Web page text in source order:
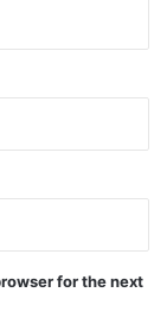
for the next